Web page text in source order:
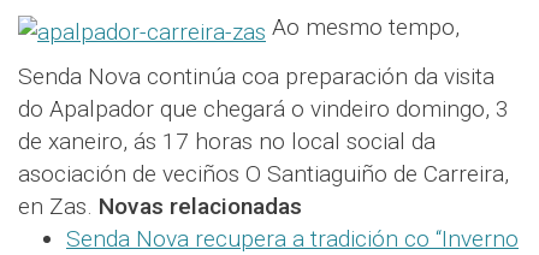
Ao mesmo tempo,
Senda Nova continúa coa preparación da visita
do Apalpador que chegará o vindeiro domingo, 3
de xaneiro, ás 17 horas no local social da
asociación de veciños O Santiaguiño de Carreira,
en Zas. Novas relacionadas
Senda Nova recupera a tradición co “Inverno